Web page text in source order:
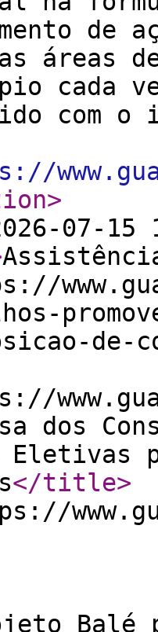
de
áreas
cada
com
>
07-15
de-
dos
</title>
Balé